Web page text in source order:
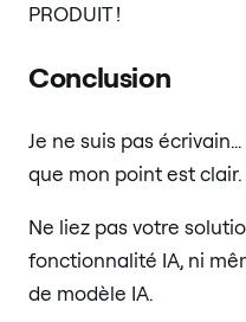
PRODUIT !
Conclusion
Je ne suis pas
que mon point est clair.
Ne liez pas votre
fonctionnalité IA, ni
de modèle IA.